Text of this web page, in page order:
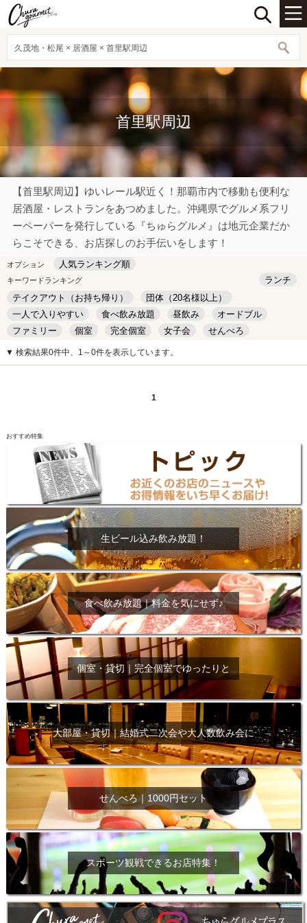
久茂地・松尾 × 居酒屋 × 首里駅周辺
首里駅周辺
【首里駅周辺】ゆいレール駅近く！那覇市内で移動も便利な
居酒屋・レストランをあつめました。沖縄県でグルメ系フリ
ーペーパーを発行している『ちゅらグルメ』は地元企業だか
らこそできる、お店探しのお手伝いをします！
オプション 人気ランキング順
キーワードランキング
ランチ
テイクアウト（お持ち帰り）
団体（20名様以上）
一人で入りやすい
食べ飲み放題 昼飲み
オードブル
ファミリー
個室 完全個室 女子会
せんべろ
キッズルーム
安い デート
▼ 検索結果0件中、1～0件を表示しています。
1
おすすめ特集
生ビール込み飲み放題！
食べ飲み放題｜料金を気にせず♪
個室・貸切｜完全個室でゆったりと
大部屋・貸切｜結婚式二次会や大人数飲み会に
せんべろ｜1000円セット
スポーツ観戦できるお店特集！